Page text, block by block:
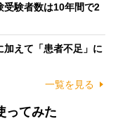
受験者数は10年間で2
加えて「患者不足」に
一覧を見る
ってみた